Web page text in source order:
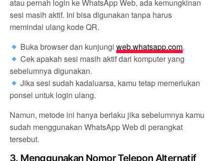
atau pernah login ke WhatsApp Web, ada kemungkinan
sesi masih aktif. Ini bisa digunakan tanpa harus
memindai ulang kode QR.
Buka browser dan kunjungiweb.whatsapp.com.
Cek apakah sesi masih aktif dari komputer yang
sebelumnya digunakan.
Jika sesi sudah kadaluarsa, kamu tetap memerlukan
ponsel untuk login ulang.
Namun, metode ini hanya berlaku jika sebelumnya kamu
sudah menggunakan WhatsApp Web di perangkat
tersebut.
3. Menggunakan Nomor Telepon Alternatif